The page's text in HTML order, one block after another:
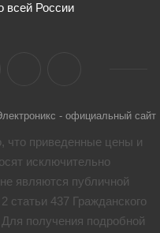
всей России
- официальный сайт
что приведенные цены и
исключительно
являются публичной
статьи 437 Гражданского
получения подробной